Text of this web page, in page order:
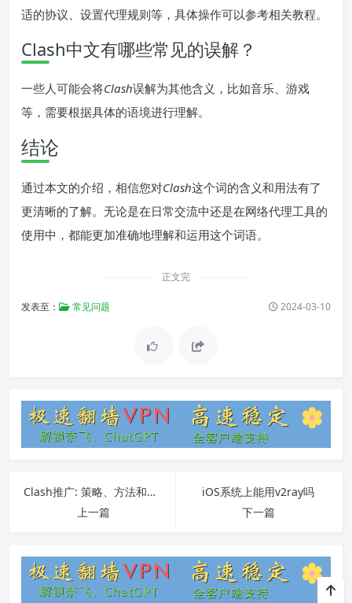
适的协议、设置代理规则等，具体操作可以参考相关教程。
Clash中文有哪些常见的误解？
一些人可能会将Clash误解为其他含义，比如音乐、游戏
等，需要根据具体的语境进行理解。
结论
通过本文的介绍，相信您对Clash这个词的含义和用法有了
更清晰的了解。无论是在日常交流中还是在网络代理工具的
使用中，都能更加准确地理解和运用这个词语。
正文完
发表至： 常见问题 2024-03-10
Clash推广: 策略、方法和效果评估
上一篇
iOS系统上能用v2ray吗
下一篇